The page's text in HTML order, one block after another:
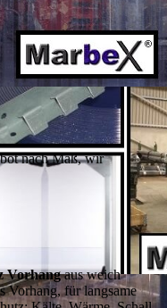
nach Maß, wir
Vorhangaus weich
Vorhang, für langsame